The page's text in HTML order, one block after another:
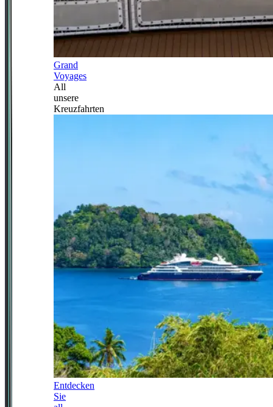
Grand
Voyages
All
unsere
Kreuzfahrten
Entdecken
Sie